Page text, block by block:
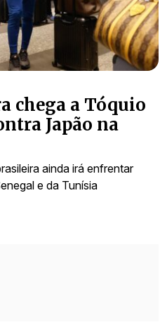
chega a Tóquio
Japão na
ainda irá enfrentar
e da Tunísia